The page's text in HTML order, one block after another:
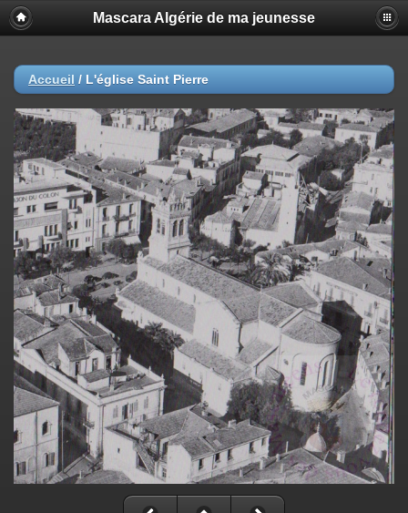
Mascara Algérie de ma jeunesse
Accueil / L'église Saint Pierre